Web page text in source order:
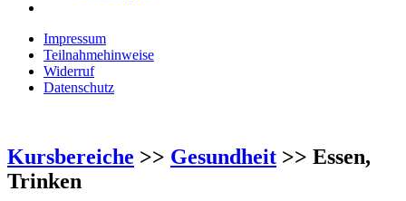
Impressum
Teilnahmehinweise
Widerruf
Datenschutz
Kursbereiche >> Gesundheit >> Essen,
Trinken